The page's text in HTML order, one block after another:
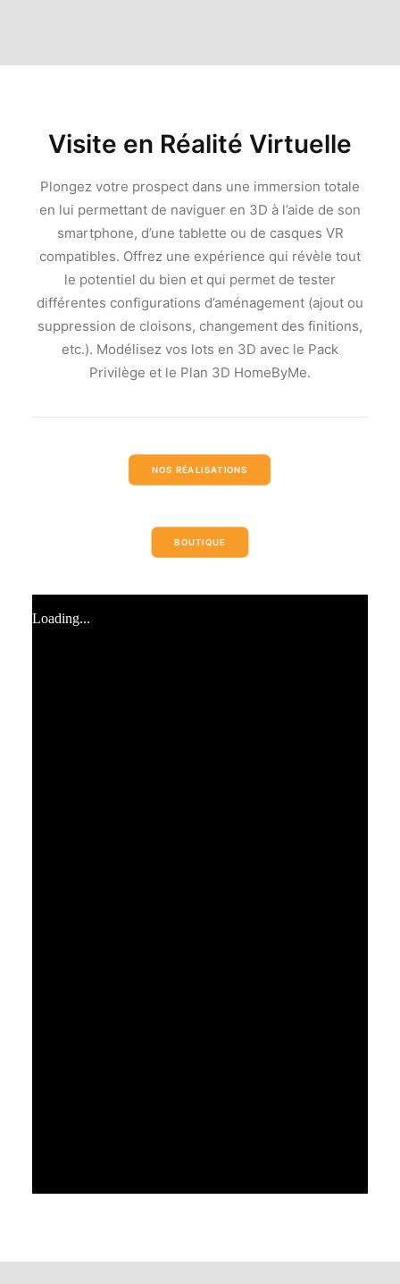
Visite en Réalité Virtuelle
Plongez votre prospect dans une immersion totale
en lui permettant de naviguer en 3D à l’aide de son
smartphone, d’une tablette ou de casques VR
compatibles. Offrez une expérience qui révèle tout
le potentiel du bien et qui permet de tester
différentes configurations d’aménagement (ajout ou
suppression de cloisons, changement des finitions,
etc.). Modélisez vos lots en 3D avec le Pack
Privilège et le Plan 3D HomeByMe.
NOS RÉALISATIONS
BOUTIQUE